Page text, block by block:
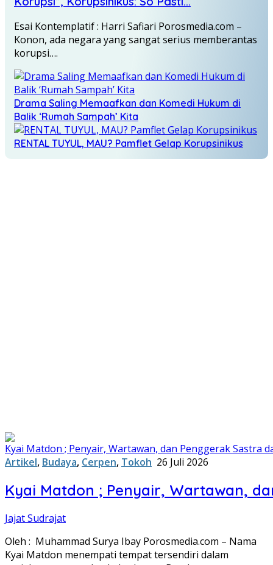
Esai Kontemplatif : Harri Safiari Porosmedia.com –
Konon, ada negara yang sangat serius memberantas
korupsi….
Drama Saling Memaafkan dan Komedi Hukum di
Balik ‘Rumah Sampah’ Kita
RENTAL TUYUL, MAU? Pamflet Gelap Korupsinikus
Artikel, Budaya, Cerpen, Tokoh 26 Juli 2026
Kyai Matdon ; Penyair, Wartawan,
Jajat Sudrajat
Oleh : Muhammad Surya Ibay Porosmedia.com – Nama
Kyai Matdon menempati tempat tersendiri dalam